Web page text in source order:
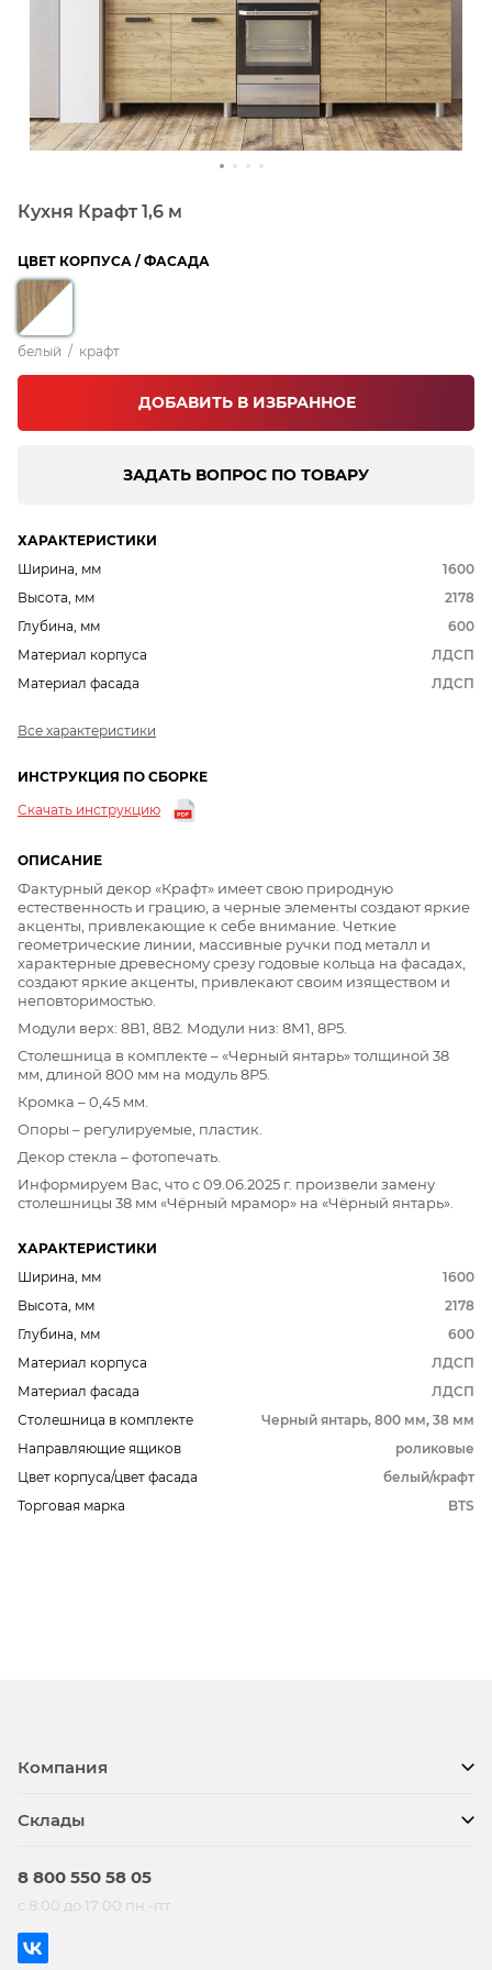
Кухня Крафт 1,6 м
ЦВЕТ КОРПУСА / ФАСАДА
белый / крафт
ДОБАВИТЬ В ИЗБРАННОЕ
ЗАДАТЬ ВОПРОС ПО ТОВАРУ
ХАРАКТЕРИСТИКИ
Ширина, мм
1600
Высота, мм
2178
Глубина, мм
600
Материал корпуса
ЛДСП
Материал фасада
ЛДСП
Все характеристики
ИНСТРУКЦИЯ ПО СБОРКЕ
Скачать инструкцию
ОПИСАНИЕ
Фактурный декор «Крафт» имеет свою природную
естественность и грацию, а черные элементы создают яркие
акценты, привлекающие к себе внимание. Четкие
геометрические линии, массивные ручки под металл и
характерные древесному срезу годовые кольца на фасадах,
создают яркие акценты, привлекают своим изяществом и
неповторимостью.
Модули верх: 8В1, 8В2. Модули низ: 8М1, 8Р5.
Столешница в комплекте – «Черный янтарь» толщиной 38
мм, длиной 800 мм на модуль 8Р5.
Кромка – 0,45 мм.
Опоры – регулируемые, пластик.
Декор стекла – фотопечать.
Информируем Вас, что с 09.06.2025 г. произвели замену
столешницы 38 мм «Чёрный мрамор» на «Чёрный янтарь».
ХАРАКТЕРИСТИКИ
Ширина, мм
1600
Высота, мм
2178
Глубина, мм
600
Материал корпуса
ЛДСП
Материал фасада
ЛДСП
Столешница в комплекте
Черный янтарь, 800 мм, 38 мм
Направляющие ящиков
роликовые
Цвет корпуса/цвет фасада
белый/крафт
Торговая марка
BTS
Компания
Склады
8 800 550 58 05
с 8:00 до 17:00 пн.-пт.